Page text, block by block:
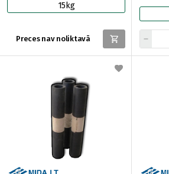
15kg
Preces nav noliktavā